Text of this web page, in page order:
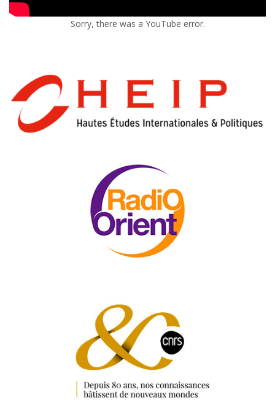
Sorry, there was a YouTube error.